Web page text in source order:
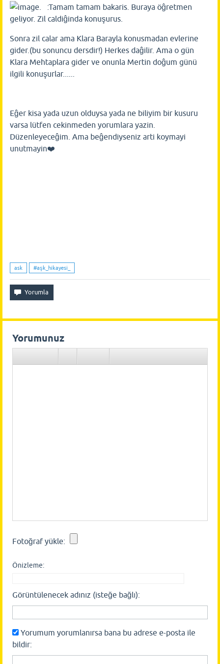
. :Tamam tamam bakaris. Buraya öĝretmen
geliyor. Zil caldiĝinda konuşurus.
Sonra zil calar ama Klara Barayla konusmadan evlerine
gider.(bu sonuncu dersdir!) Herkes daĝilir. Ama o gün
Klara Mehtaplara gider ve onunla Mertin doĝum günü
ilgili konuşurlar......
Eĝer kisa yada uzun olduysa yada ne biliyim bir kusuru
varsa lütfen cekinmeden yorumlara yazin.
Düzenleyeceĝim. Ama beĝendiyseniz arti koymayi
unutmayin❤️
ask #aşk_hikayesi_
Yorumunuz
Fotoğraf yükle:
Önizleme:
Görüntülenecek adınız (isteğe bağlı):
Yorumum yorumlanırsa bana bu adrese e-posta ile
bildir: